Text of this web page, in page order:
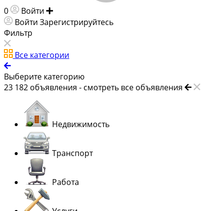
0 Войти
Войти Зарегистрируйтесь
Фильтр
Все категории
Выберите категорию
23 182 объявления - смотреть все объявления
Недвижимость
Транспорт
Работа